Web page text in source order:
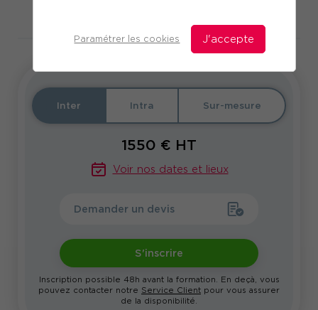
Paramétrer les cookies J'accepte
Inter Intra Sur-mesure
1550 € HT
Voir nos dates et lieux
Demander un devis
S'inscrire
Inscription possible 48h avant la formation. En deçà, vous
pouvez contacter notre Service Client pour vous assurer
de la disponibilité.